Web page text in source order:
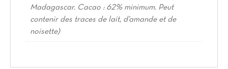
Madagascar. Cacao : 62% minimum. Peut
contenir des traces de lait, d’amande et de
noisette)